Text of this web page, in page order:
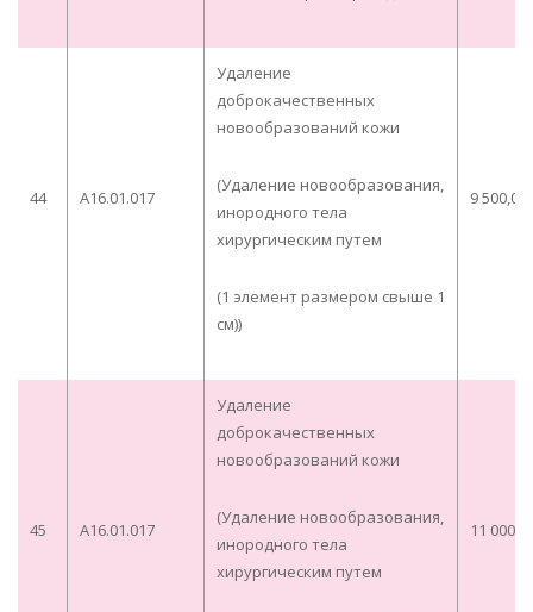
44 A16.01.017
Удаление
доброкачественных
новообразований кожи
(Удаление новообразования,
инородного тела
хирургическим путем
(1 элемент размером свыше 1
см))
9 500,00
45 A16.01.017
Удаление
доброкачественных
новообразований кожи
(Удаление новообразования,
инородного тела
хирургическим путем
11